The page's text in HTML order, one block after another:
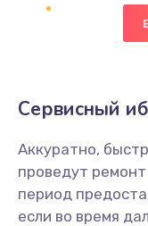
Сервисный
Аккуратно,
проведут
период
если во время